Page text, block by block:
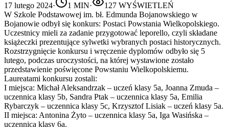
17 lutego 2024· 1 MIN· 127 WYŚWIETLEŃ
W Szkole Podstawowej im. bł. Edmunda Bojanowskiego w
Bojanowie odbył się konkurs: Postaci Powstania Wielkopolskiego.
Uczestnicy mieli za zadanie przygotować leporello, czyli składane
książeczki prezentujące sylwetki wybranych postaci historycznych.
Rozstrzygnięcie konkursu i wręczenie dyplomów odbyło się 5
lutego, podczas uroczystości, na której wystawione zostało
przedstawienie poświęcone Powstaniu Wielkopolskiemu.
Laureatami konkursu zostali:
I miejsca: Michał Aleksandrzak – uczeń klasy 5a, Joanna Zmuda –
uczennica klasy 5b, Sandra Ptak – uczennica klasy 5a, Emilia
Rybarczyk – uczennica klasy 5c, Krzysztof Lisiak – uczeń klasy 5a.
II miejsca: Antonina Żyto – uczennica klasy 5a, Iga Wasińska –
uczennica klasy 6a.